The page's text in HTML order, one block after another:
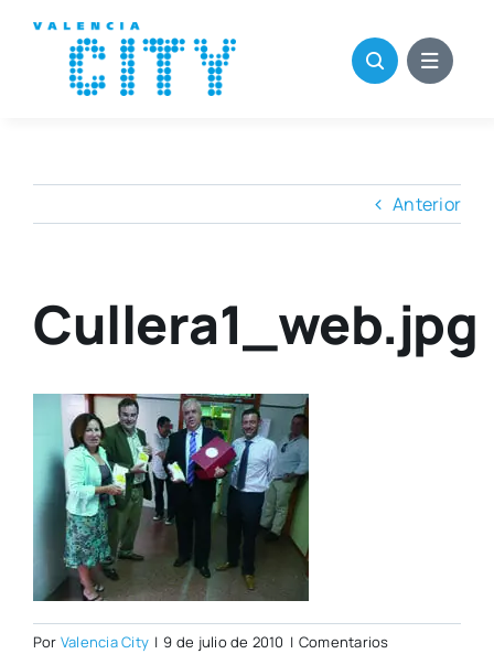
contenido
Anterior
Cullera1_web.jpg
Por Valencia City | 9 de julio de 2010 | Comentarios